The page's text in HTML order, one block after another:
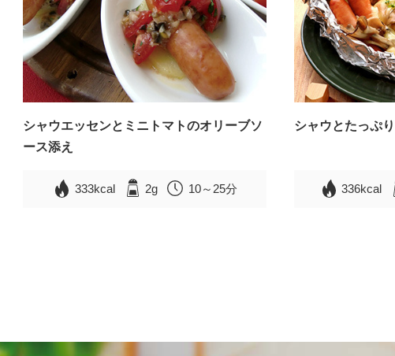
シャウエッセンとミニトマトのオリーブソ
ース添え
333kcal 2g 10～25分
シャウとたっぷ
336kcal